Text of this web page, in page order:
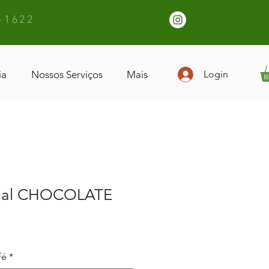
Nossos Serviços Mais Login
CHOCOLATE
*